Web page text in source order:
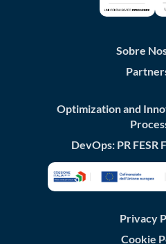
Sobre
Optimization and
DevOps: PR FESR
Privacy
Cookie